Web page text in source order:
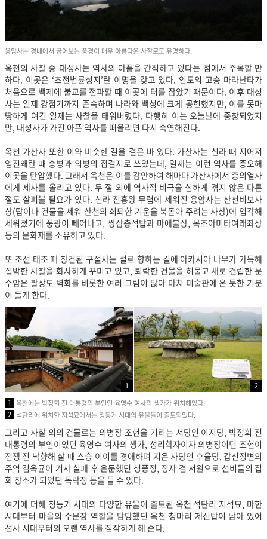
용암사는 경내에서 굽어보는 풍경이 매우 아름다운 사찰로도 유명하다.
옥천의 사찰 중 대성사는 역사의 아픔을 간직하고 있다는 점에서 주목할 만
하다. 이곳은 ‘초전법륜성지’란 이명을 갖고 있다. 인도의 고승 마라난타가
처음으로 백제에 불교를 전파할 때 이곳에 터를 잡았기 때문이다. 이후 대성
사는 일제 강점기까지 존속하며 나라와 백성에 크게 공헌했지만, 이를 못마
땅하게 여긴 일제는 사찰을 태워버렸다. 다행히 이는 오늘날에 중창되었지
만, 대성사가 가진 아픈 역사를 떠올리면 다시 숙연해진다.
옥천 가산사 또한 이와 비슷한 길을 걸은 바 있다. 가산사는 신라 때 지어져
임진왜란 때 승병과 의병의 집결지로 쓰였는데, 일제는 이런 역사를 증오해
이곳을 탄압했다. 그래서 옥천은 이를 감안하여 해마다 가산사에서 충의열사
에게 제사를 올리고 있다. 두 절 외에 역사적 비극을 심하게 겪지 않은 다른
절도 살펴볼 필요가 있다. 신라 진흥왕 무렵에 세워진 용암사는 산천비보사
상(탑이나 건물을 세워 산천의 쇠퇴한 기운을 북돋아 주려는 사상)에 입각해
세워졌기에 풍광이 빼어나고, 쌍삼층석탑과 마애불상, 목조아미타여래좌상
등의 문화재를 소유하고 있다.
또 조선 태조 때 창건된 구절사는 절로 향하는 길에 아카시아 나무가 가득해
질박한 사찰을 화사하게 꾸미고 있고, 퇴락한 건물을 허물고 새로 건립한 문
수암은 팔상도 벽화를 비롯한 여러 그림이 많아 마치 미술관에 온 듯한 기분
이 들게 한다.
1
2
1 옥천에는 박정희 전 대통령의 부인인 육영수 여사의 생가가 위치해있다.
2 석탄리에 위치한 지석묘에서는 청동기 시대의 유물들이 출토되었다.
그리고 사찰 외의 건물로는 의병장 조헌을 기리는 서당인 이지당, 박정희 전
대통령의 부인이었던 육영수 여사의 생가, 성리학자이자 의병장이던 조헌이
전쟁 전 낙향해 살 때 스승 이이를 경애하며 지은 사당인 후율당, 갑신정변의
주역 김옥균이 거사 실패 후 은둔했던 청풍정, 정자 겸 서원으로 선비들의 집
회 장소가 되었던 독락정 등을 들 수 있다.
여기에 더해 청동기 시대의 다양한 유물이 출토된 옥천 석탄리 지석묘, 마한
시대부터 마을의 수문장 역할을 담당했던 옥천 청마리 제신탑이 남아 있어
선사 시대부터의 오랜 역사를 짐작하게 해 준다.